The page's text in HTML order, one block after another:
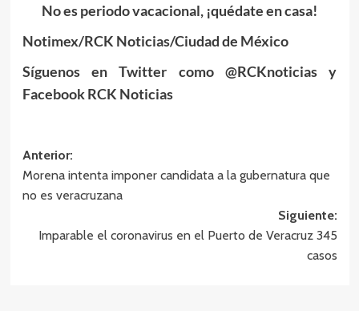
No es periodo vacacional, ¡quédate en casa!
Notimex/RCK Noticias/Ciudad de México
Síguenos en Twitter como @RCKnoticias y
Facebook RCK Noticias
Navegación
de
Anterior:
Morena intenta imponer candidata a la gubernatura que
no es veracruzana
Siguiente:
Imparable el coronavirus en el Puerto de Veracruz 345
casos